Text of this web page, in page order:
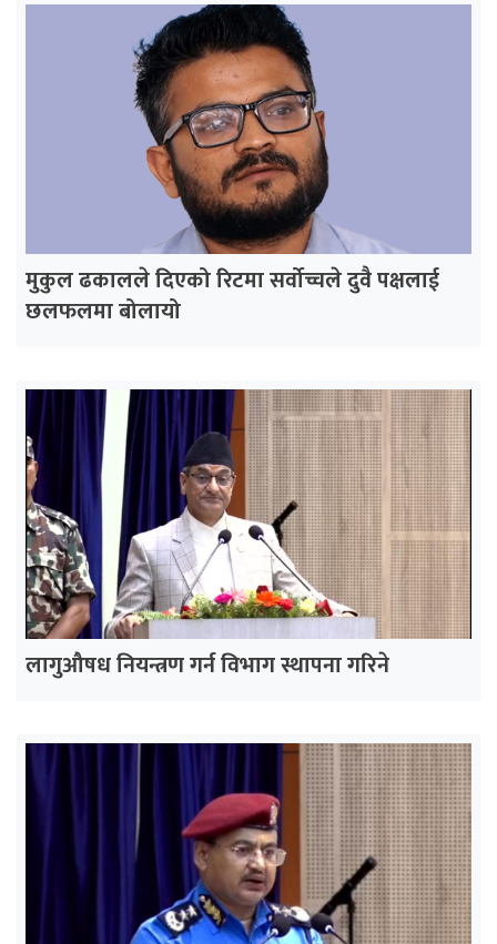
मुकुल ढकालले दिएको रिटमा सर्वोच्चले दुवै पक्षलाई
छलफलमा बोलायो
लागुऔषध नियन्त्रण गर्न विभाग स्थापना गरिने